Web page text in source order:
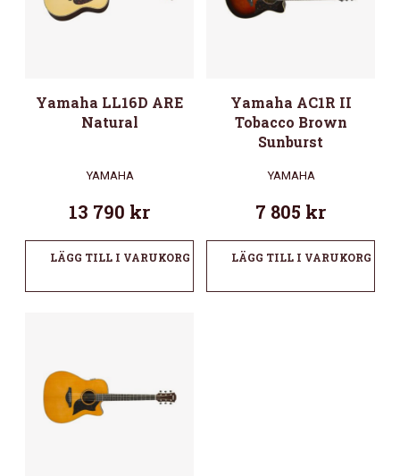
Yamaha LL16D ARE
Natural
YAMAHA
13 790 kr
LÄGG TILL I VARUKORG
Yamaha AC1R II
Tobacco Brown
Sunburst
YAMAHA
7 805 kr
LÄGG TILL I VARUKORG